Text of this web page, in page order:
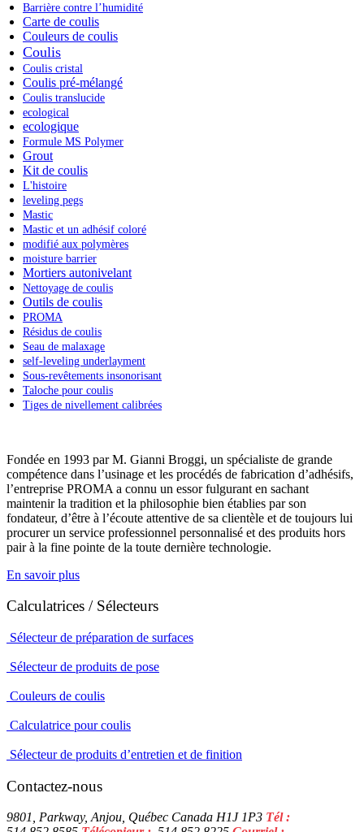
Barrière contre l’humidité
Carte de coulis
Couleurs de coulis
Coulis
Coulis cristal
Coulis pré-mélangé
Coulis translucide
ecological
ecologique
Formule MS Polymer
Grout
Kit de coulis
L'histoire
leveling pegs
Mastic
Mastic et un adhésif coloré
modifié aux polymères
moisture barrier
Mortiers autonivelant
Nettoyage de coulis
Outils de coulis
PROMA
Résidus de coulis
Seau de malaxage
self-leveling underlayment
Sous-revêtements insonorisant
Taloche pour coulis
Tiges de nivellement calibrées
Fondée en 1993 par M. Gianni Broggi, un spécialiste de grande
compétence dans l’usinage et les procédés de fabrication d’adhésifs,
l’entreprise PROMA a connu un essor fulgurant en sachant
maintenir la tradition et la philosophie bien établies par son
fondateur, d’être à l’écoute attentive de sa clientèle et de toujours lui
procurer un service professionnel personnalisé et des produits hors
pair à la fine pointe de la toute dernière technologie.
En savoir plus
Calculatrices / Sélecteurs
Sélecteur de préparation de surfaces
Sélecteur de produits de pose
Couleurs de coulis
Calculatrice pour coulis
Sélecteur de produits d’entretien et de finition
Contactez-nous
9801, Parkway, Anjou, Québec Canada H1J 1P3 Tél :